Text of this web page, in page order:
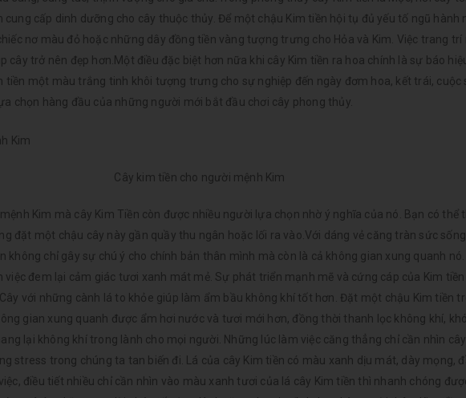
cung cấp dinh dưỡng cho cây thuộc thủy. Để một chậu Kim tiền hội tụ đủ yếu tố ngũ hành
nơ màu đỏ hoặc những dây đồng tiền vàng tượng trưng cho Hỏa và Kim. Việc trang
cây trở nên đẹp hơn.Một điều đặc biệt hơn nữa khi cây Kim tiền ra hoa chính là sự báo
tiền một màu trắng tinh khôi tượng trưng cho sự nghiệp đến ngày đơm hoa, kết trái, cuộc
chọn hàng đầu của những người mới bắt đầu chơi cây phong thủy.
Cây kim tiền cho người mệnh Kim
Kim mà cây Kim Tiền còn được nhiều người lựa chọn nhờ ý nghĩa của nó. Bạn có thể
đặt một chậu cây này gần quầy thu ngân hoặc lối ra vào.Với dáng vẻ căng tràn sức
không chỉ gây sự chú ý cho chính bản thân mình mà còn là cả không gian xung quanh
việc đem lại cảm giác tươi xanh mát mẻ. Sự phát triển mạnh mẽ và cứng cáp của Kim
với những cành lá to khỏe giúp làm ẩm bầu không khí tốt hơn. Đặt một chậu Kim tiền
gian xung quanh được ẩm hơi nước và tươi mới hơn, đồng thời thanh lọc không khí,
lại không khí trong lành cho mọi người. Những lúc làm việc căng thẳng chỉ cần nhìn
stress trong chúng ta tan biến đi. Lá của cây Kim tiền có màu xanh dịu mát, dày mọng,
điều tiết nhiều chỉ cần nhìn vào màu xanh tươi của lá cây Kim tiền thì nhanh chóng